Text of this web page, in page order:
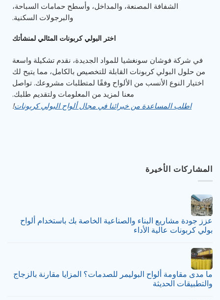
الشفافة المصنعة، والمداخل، وأسطح حمامات السباحة،
والبرجولات السكنية.
اختر البولي كربونات المثالي لمنشأتك
في شركة فوشان سونغشيا للمواد الجديدة، نقدم تشكيلة واسعة
من حلول البولي كربونات القابلة للتخصيص بالكامل، مما يتيح لك
اختيار النوع الأنسب من الألواح وفقًا لمتطلبات مشروعك. تواصل
معنا لمزيد من المعلومات ولتقديم طلبك.
اطلب المساعدة من خبرائنا في مجال ألواح البولي كربونات!
المشاركات الأخيرة
عزز جودة مشاريع البناء والصناعية الخاصة بك باستخدام ألواح
بولي كربونات عالية الأداء
ما مدى مقاومة ألواح البوليمر للصدمات؟ المزايا مقارنة بالزجاج
والتطبيقات الحديثة